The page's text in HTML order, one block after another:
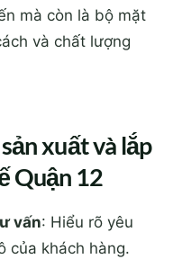
mà còn là bộ mặt
và chất lượng
xuất và lắp
Quận 12
vấn: Hiểu rõ yêu
của khách hàng.